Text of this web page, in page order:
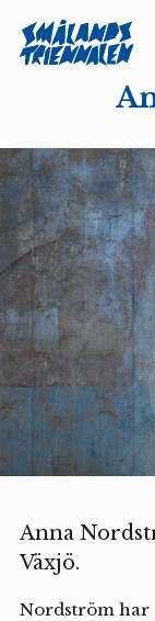
Anna
Växjö.
Nordström har